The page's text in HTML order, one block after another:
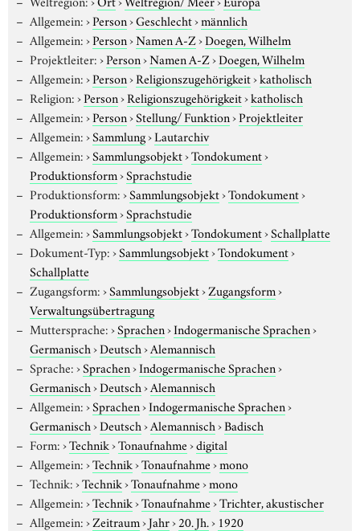
Allgemein:›Person›Geschlecht›männlich
Allgemein:›Person›Namen A-Z›Doegen, Wilhelm
Projektleiter:›Person›Namen A-Z›Doegen, Wilhelm
Allgemein:›Person›Religionszugehörigkeit›katholisch
Religion:›Person›Religionszugehörigkeit›katholisch
Allgemein:›Person›Stellung/ Funktion›Projektleiter
Allgemein:›Sammlung›Lautarchiv
Allgemein:›Sammlungsobjekt›Tondokument›
Produktionsform›Sprachstudie
Produktionsform:›Sammlungsobjekt›Tondokument›
Produktionsform›Sprachstudie
Allgemein:›Sammlungsobjekt›Tondokument›Schallplatte
Dokument-Typ:›Sammlungsobjekt›Tondokument›
Schallplatte
Zugangsform:›Sammlungsobjekt›Zugangsform›
Verwaltungsübertragung
Muttersprache:›Sprachen›Indogermanische Sprachen›
Germanisch›Deutsch›Alemannisch
Sprache:›Sprachen›Indogermanische Sprachen›
Germanisch›Deutsch›Alemannisch
Allgemein:›Sprachen›Indogermanische Sprachen›
Germanisch›Deutsch›Alemannisch›Badisch
Form:›Technik›Tonaufnahme›digital
Allgemein:›Technik›Tonaufnahme›mono
Technik:›Technik›Tonaufnahme›mono
Allgemein:›Technik›Tonaufnahme›Trichter, akustischer
Allgemein:›Zeitraum›Jahr›20. Jh.› 1920